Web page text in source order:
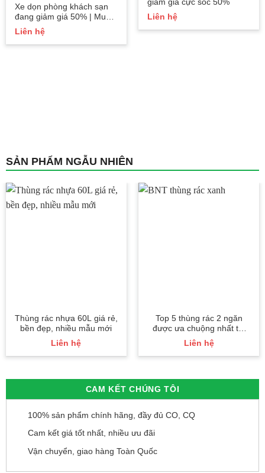
Xe dọn phòng khách sạn
đang giảm giá 50% | Mua
ngay!!
Liên hệ
giảm giá cực sốc 50%
Liên hệ
SẢN PHẨM NGẪU NHIÊN
Thùng rác nhựa 60L giá rẻ,
bền đẹp, nhiều mẫu mới
Liên hệ
Top 5 thùng rác 2 ngăn
được ưa chuộng nhất thị
trường
Liên hệ
CAM KẾT CHÚNG TÔI
100% sản phẩm chính hãng, đầy đủ CO, CQ
Cam kết giá tốt nhất, nhiều ưu đãi
Vận chuyển, giao hàng Toàn Quốc